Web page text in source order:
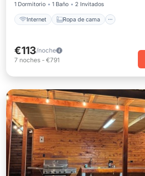
1 Dormitorio
1 Baño 2 Invitados
Internet Ropa de cama
€113/noche
7 noches - €791